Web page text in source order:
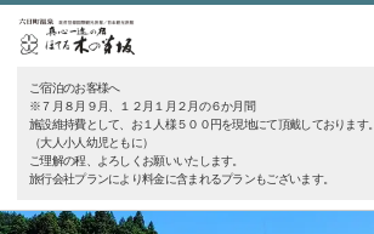
ご宿泊のお客様へ
※７月８月９月、１２月１月２月の６か月間
施設維持費として、お１人様５００円を現地にて頂戴しております。
（大人小人幼児ともに）
ご理解の程、よろしくお願いいたします。
旅行会社プランにより料金に含まれるプランもございます。